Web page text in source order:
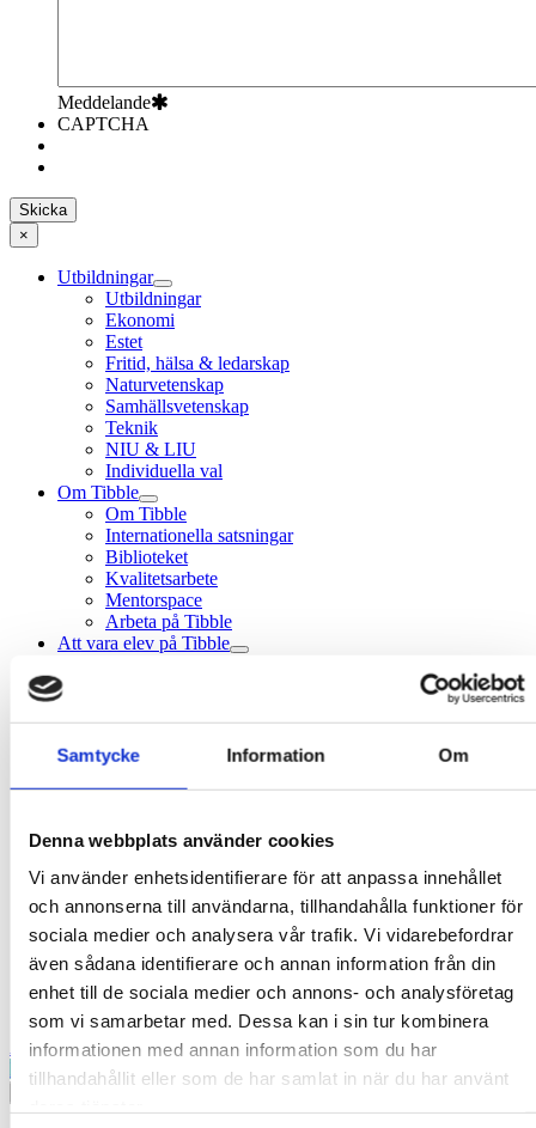
Samtycke Information Om
Denna webbplats använder cookies
Vi använder enhetsidentifierare för att anpassa innehållet
och annonserna till användarna, tillhandahålla funktioner för
sociala medier och analysera vår trafik. Vi vidarebefordrar
även sådana identifierare och annan information från din
enhet till de sociala medier och annons- och analysföretag
som vi samarbetar med. Dessa kan i sin tur kombinera
informationen med annan information som du har
tillhandahållit eller som de har samlat in när du har använt
Meddelande
CAPTCHA
×
Utbildningar
Utbildningar
Ekonomi
Estet
Fritid, hälsa & ledarskap
Naturvetenskap
Samhällsvetenskap
Teknik
NIU & LIU
Individuella val
Om Tibble
Om Tibble
Internationella satsningar
Biblioteket
Kvalitetsarbete
Mentorspace
Arbeta på Tibble
Att vara elev på Tibble
Föreningar
Lärpunkten
Elevintervjuer
Gymnasievalet
Byt till Tibble
Öppet hus
Antagningsgräns & median
Hur fungerar gymnasiet?
GY25
Anmälan Öppet hus
EK ES IHL NA SA